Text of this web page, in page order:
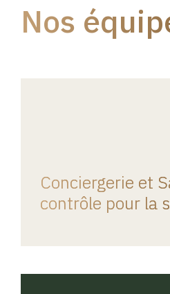
Nos
Conciergerie et
contrôle pour la